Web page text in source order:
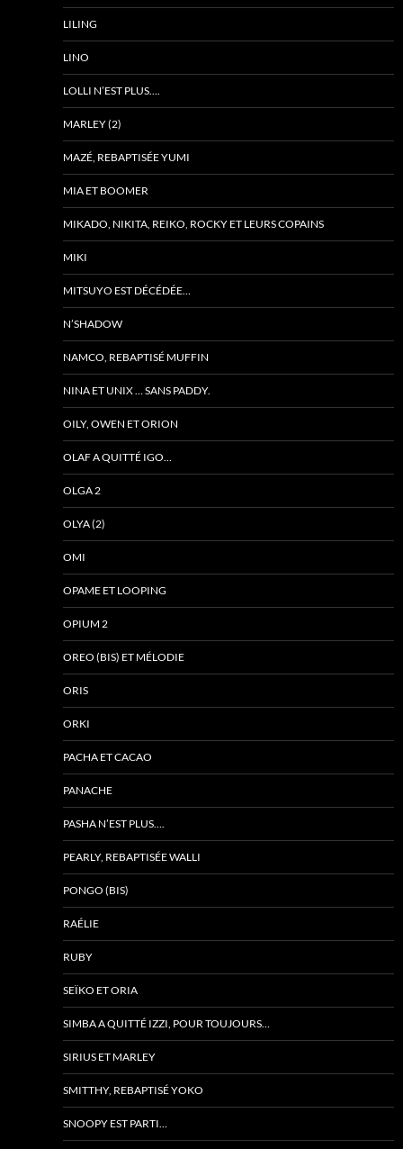
LILING
LINO
LOLLI N’EST PLUS….
MARLEY (2)
MAZÉ, REBAPTISÉE YUMI
MIA ET BOOMER
MIKADO, NIKITA, REIKO, ROCKY ET LEURS COPAINS
MIKI
MITSUYO EST DÉCÉDÉE…
N’SHADOW
NAMCO, REBAPTISÉ MUFFIN
NINA ET UNIX … SANS PADDY.
OILY, OWEN ET ORION
OLAF A QUITTÉ IGO…
OLGA 2
OLYA (2)
OMI
OPAME ET LOOPING
OPIUM 2
OREO (BIS) ET MÉLODIE
ORIS
ORKI
PACHA ET CACAO
PANACHE
PASHA N’EST PLUS….
PEARLY, REBAPTISÉE WALLI
PONGO (BIS)
RAÉLIE
RUBY
SEÏKO ET ORIA
SIMBA A QUITTÉ IZZI, POUR TOUJOURS…
SIRIUS ET MARLEY
SMITTHY, REBAPTISÉ YOKO
SNOOPY EST PARTI…